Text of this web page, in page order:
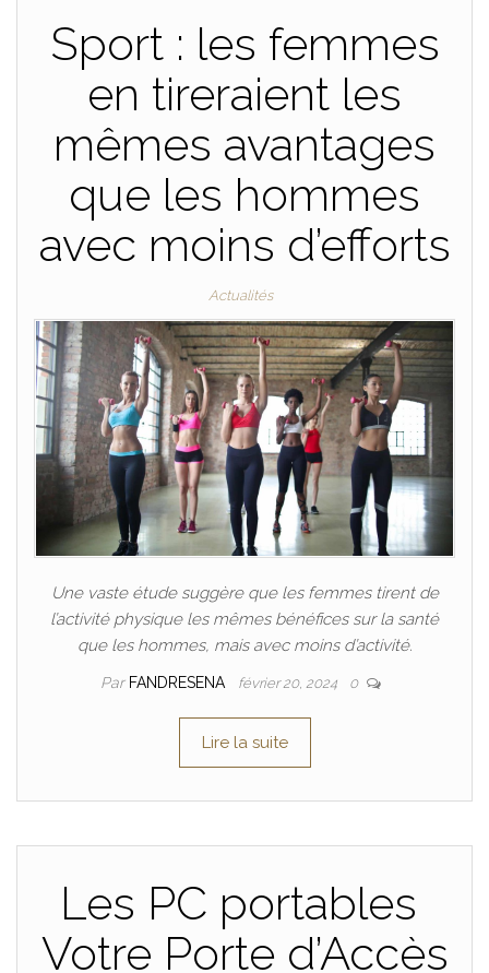
Sport : les femmes
en tireraient les
mêmes avantages
que les hommes
avec moins d’efforts
Actualités
Une vaste étude suggère que les femmes tirent de
l’activité physique les mêmes bénéfices sur la santé
que les hommes, mais avec moins d’activité.
Par FANDRESENA février 20, 2024 0
Lire la suite
Les PC portables
Votre Porte d’Accès